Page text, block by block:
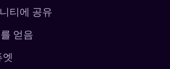
티에 공유
얻음